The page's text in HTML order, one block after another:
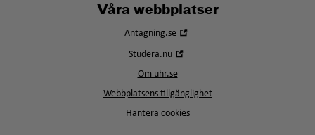
Våra webbplatser
Antagning.se
Studera.nu
fönster
Om uhr.se
Webbplatsens tillgänglighet
Hantera cookies